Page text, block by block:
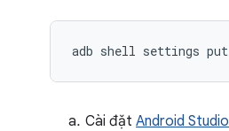
Cài đặt Android Studio